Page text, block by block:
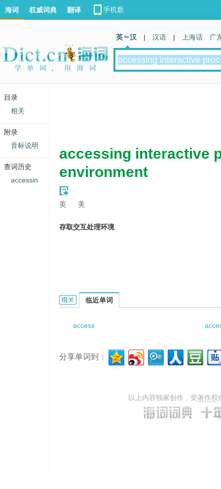
accessing interactive
environment
英 美
存取交互处理环境
accessing interactive processing environment
临近单词
access
分享单词到：
以上内容独家创作，受著作权
海词 权威词典 翻译
英 汉 | 汉语 | 上海话 广
目录
相关
附录
音标说明
查词历史
accessin